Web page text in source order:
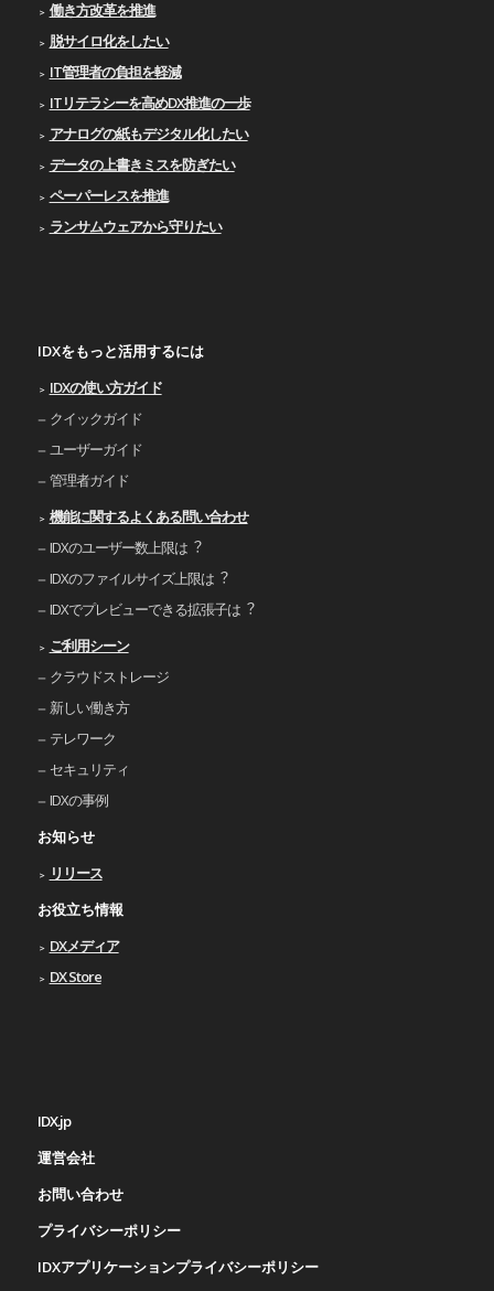
働き方改革を推進
脱サイロ化をしたい
IT管理者の負担を軽減
ITリテラシーを高めDX推進の一歩
アナログの紙もデジタル化したい
データの上書きミスを防ぎたい
ペーパーレスを推進
ランサムウェアから守りたい
IDXをもっと活用するには
IDXの使い⽅ガイド
クイックガイド
ユーザーガイド
管理者ガイド
機能に関するよくある問い合わせ
IDXのユーザー数上限は︖
IDXのファイルサイズ上限は︖
IDXでプレビューできる拡張⼦は︖
ご利⽤シーン
クラウドストレージ
新しい働き⽅
テレワーク
セキュリティ
IDXの事例
お知らせ
リリース
お役立ち情報
DXメディア
DX Store
IDX.jp
運営会社
お問い合わせ
プライバシーポリシー
IDXアプリケーションプライバシーポリシー